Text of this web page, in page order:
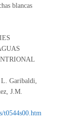
blancas
Garibaldi,
J.M.
t0544s00.htm